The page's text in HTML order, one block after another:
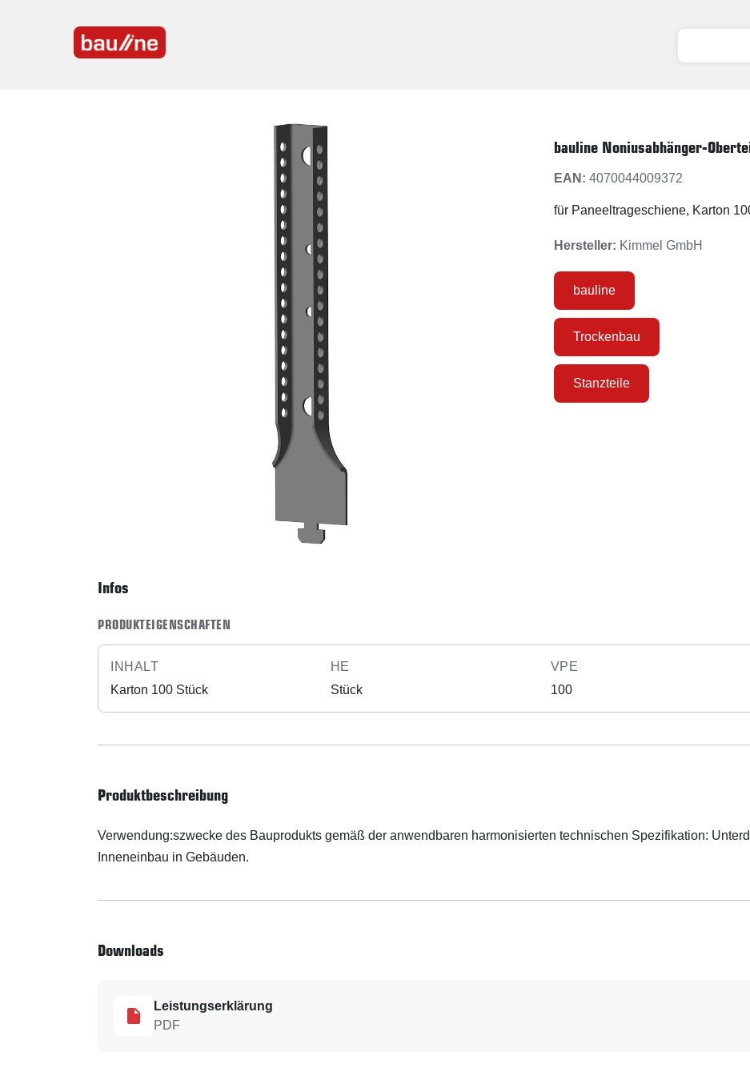
bauline Noniusabhänger-
EAN: 4070044009372
für Paneeltrageschiene, Karton
Hersteller: Kimmel GmbH
bauline
Trockenbau
Stanzteile
Infos
PRODUKTEIGENSCHAFTEN
INHALT
Karton 100 Stück
HE
Stück
VPE
100
Produktbeschreibung
Verwendung:szwecke des Bauprodukts gemäß der anwendbaren harmonisierten technischen Spezifikation:
Inneneinbau in Gebäuden.
Downloads
Leistungserklärung
PDF